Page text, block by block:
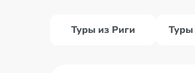
Туры из Риги Туры